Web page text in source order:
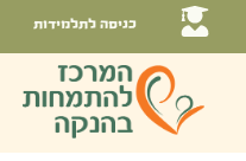
כניסה לתלמידות